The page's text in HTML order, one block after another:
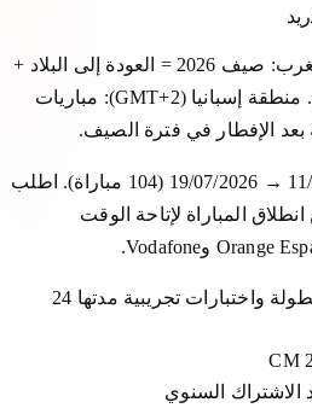
مدريد، بوابة الشتات إلى المغرب: صيف 2026 = العودة إلى البلاد +
سم للمتابعة من شقة مدريد. منطقة إسبانيا (GMT+2): مباريات
بطولة العالم 2026: 11/06/2026 → 19/07/2026 (104 مباراة). اطلب
انطلاق المباراة لإتاحة الوقت
مايو-يونيو - نهاية البطولة واختبارات تجريبية مدتها 24
الاشتراك السنوي